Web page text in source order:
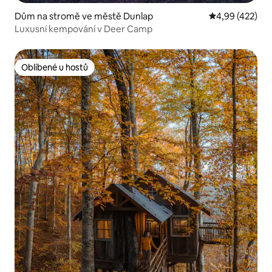
Dům na stromě ve městě Dunlap Průměrné
4,99 (422)
Luxusní kempování v Deer Camp
Oblíbené u hostů
Oblíbené u hostů